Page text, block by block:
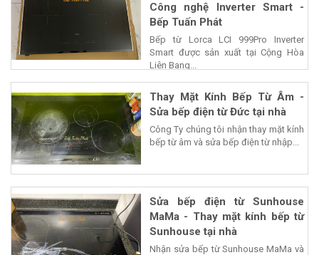
Công nghệ Inverter Smart -
Bếp Tuấn Phát
Bếp từ Lorca LCI 999Pro Inverter
Smart được sản xuất tại Cộng Hòa
Liên Bang...
Thay Mặt Kính Bếp Từ Âm -
Sửa bếp điện từ Đức tại nhà
Công Ty chúng tôi nhận thay mặt kính
bếp từ âm và sửa bếp điện từ nhập...
Sửa bếp điện từ Sunhouse
MaMa - Thay mặt kính bếp từ
Sunhouse tại nhà
Nhận sửa bếp từ Sunhouse MaMa và